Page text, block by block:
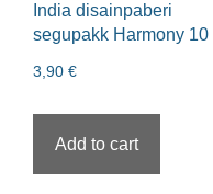
India disainpaberi
segupakk Harmony 10
3,90 €
Add to cart